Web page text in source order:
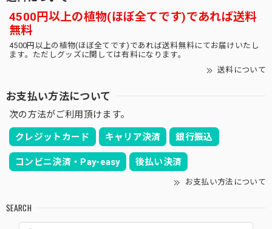
4500円以上の植物(ほぼ全てです)であれば送料
無料
4500円以上の植物(ほぼ全てです)であれば送料無料にてお届けいたし
ます。ただしグッズに関しては有料になります。
送料について
お支払い方法について
次の方法がご利用頂けます。
クレジットカード キャリア決済 銀行振込
コンビニ決済・Pay-easy 後払い決済
お支払い方法について
SEARCH